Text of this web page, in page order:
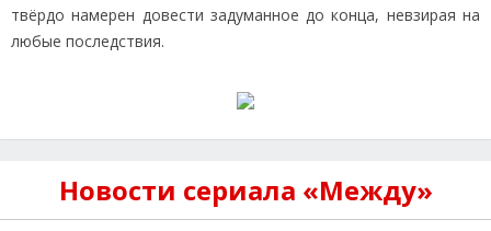
твёрдо намерен довести задуманное до конца, невзирая на
любые последствия.
Новости сериала «Между»